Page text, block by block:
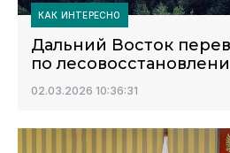
КАК ИНТЕРЕСНО
Дальний Восток
по
02.03.2026 10:36:31